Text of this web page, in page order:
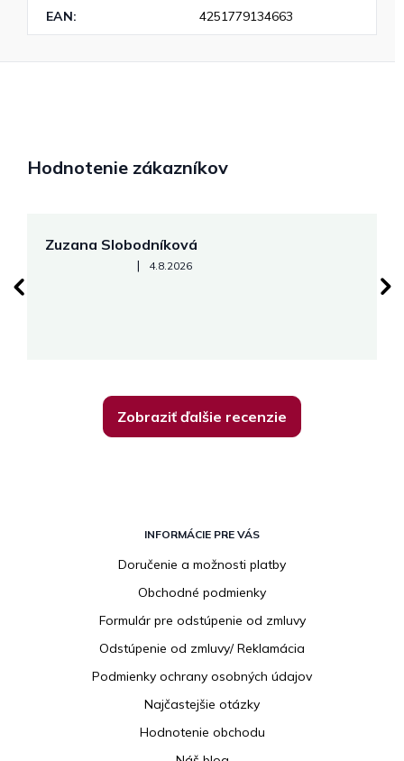
EAN: 4251779134663
Hodnotenie zákazníkov
Zuzana Slobodníková
Hodnotenie obchodu je 5 z 5 hviezdičiek.
| 4.8.2026
Zobraziť ďalšie recenzie
INFORMÁCIE PRE VÁS
Doručenie a možnosti platby
Obchodné podmienky
Formulár pre odstúpenie od zmluvy
Odstúpenie od zmluvy/ Reklamácia
Podmienky ochrany osobných údajov
Najčastejšie otázky
Hodnotenie obchodu